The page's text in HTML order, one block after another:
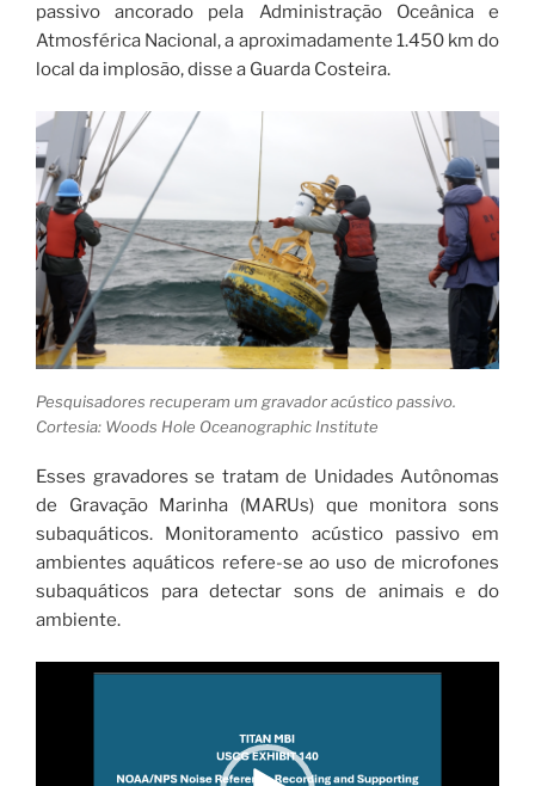
passivo ancorado pela Administração Oceânica e
Atmosférica Nacional, a aproximadamente 1.450 km do
local da implosão, disse a Guarda Costeira.
Pesquisadores recuperam um gravador acústico passivo.
Cortesia: Woods Hole Oceanographic Institute
Esses gravadores se tratam de Unidades Autônomas
de Gravação Marinha (MARUs) que monitora sons
subaquáticos. Monitoramento acústico passivo em
ambientes aquáticos refere-se ao uso de microfones
subaquáticos para detectar sons de animais e do
ambiente.
Tocador